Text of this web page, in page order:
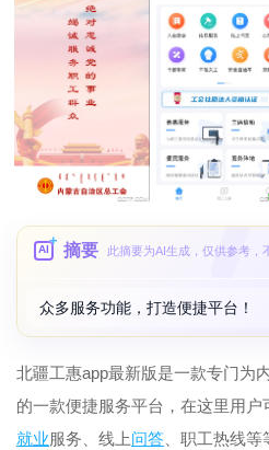
AI 摘要 此摘要为AI生成，仅供参考，
众多服务功能，打造便捷平台！
北疆工惠app最新版是一款专门为
的一款便捷服务平台，在这里用户
就业服务、线上问答 、职工热线